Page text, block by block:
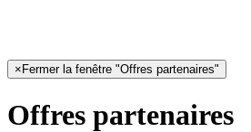
× Fermer la fenêtre "Offres partenaires"
Offres partenaires